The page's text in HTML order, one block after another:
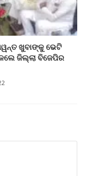
ଖୁବାଙ୍କୁ ଭେଟି
ଜିଲ୍ଲା ବିଜେପିର